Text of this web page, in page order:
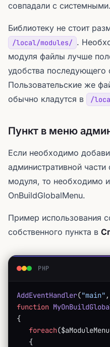
совпадали с системными.
Библиотеку не стоит
/local/modules/ .
модуля файлы лучше
удобства последующего
Пользовательские же
обычно кладутся в
/
Пункт в меню
Если необходимо
административной
модуля, то необходимо
OnBuildGlobalMenu.
Пример использования
собственного пункта в
PHP
AddEventHandler("main" ,
function
{
   foreach
($aModuleMenu
   {